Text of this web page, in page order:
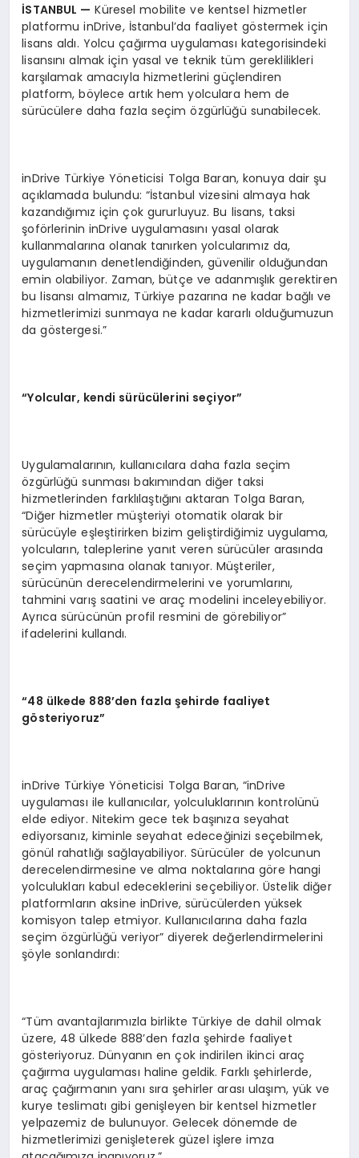
İSTANBUL — Küresel mobilite ve kentsel hizmetler
platformu inDrive, İstanbul’da faaliyet göstermek için
lisans aldı. Yolcu çağırma uygulaması kategorisindeki
lisansını almak için yasal ve teknik tüm gereklilikleri
karşılamak amacıyla hizmetlerini güçlendiren
platform, böylece artık hem yolculara hem de
sürücülere daha fazla seçim özgürlüğü sunabilecek.
inDrive Türkiye Yöneticisi Tolga Baran, konuya dair şu
açıklamada bulundu: “İstanbul vizesini almaya hak
kazandığımız için çok gururluyuz. Bu lisans, taksi
şoförlerinin inDrive uygulamasını yasal olarak
kullanmalarına olanak tanırken yolcularımız da,
uygulamanın denetlendiğinden, güvenilir olduğundan
emin olabiliyor. Zaman, bütçe ve adanmışlık gerektiren
bu lisansı almamız, Türkiye pazarına ne kadar bağlı ve
hizmetlerimizi sunmaya ne kadar kararlı olduğumuzun
da göstergesi.”
“Yolcular, kendi sürücülerini seçiyor”
Uygulamalarının, kullanıcılara daha fazla seçim
özgürlüğü sunması bakımından diğer taksi
hizmetlerinden farklılaştığını aktaran Tolga Baran,
“Diğer hizmetler müşteriyi otomatik olarak bir
sürücüyle eşleştirirken bizim geliştirdiğimiz uygulama,
yolcuların, taleplerine yanıt veren sürücüler arasında
seçim yapmasına olanak tanıyor. Müşteriler,
sürücünün derecelendirmelerini ve yorumlarını,
tahmini varış saatini ve araç modelini inceleyebiliyor.
Ayrıca sürücünün profil resmini de görebiliyor”
ifadelerini kullandı.
“48 ülkede 888’den fazla şehirde faaliyet
gösteriyoruz”
inDrive Türkiye Yöneticisi Tolga Baran, “inDrive
uygulaması ile kullanıcılar, yolculuklarının kontrolünü
elde ediyor. Nitekim gece tek başınıza seyahat
ediyorsanız, kiminle seyahat edeceğinizi seçebilmek,
gönül rahatlığı sağlayabiliyor. Sürücüler de yolcunun
derecelendirmesine ve alma noktalarına göre hangi
yolculukları kabul edeceklerini seçebiliyor. Üstelik diğer
platformların aksine inDrive, sürücülerden yüksek
komisyon talep etmiyor. Kullanıcılarına daha fazla
seçim özgürlüğü veriyor” diyerek değerlendirmelerini
şöyle sonlandırdı:
“Tüm avantajlarımızla birlikte Türkiye de dahil olmak
üzere, 48 ülkede 888’den fazla şehirde faaliyet
gösteriyoruz. Dünyanın en çok indirilen ikinci araç
çağırma uygulaması haline geldik. Farklı şehirlerde,
araç çağırmanın yanı sıra şehirler arası ulaşım, yük ve
kurye teslimatı gibi genişleyen bir kentsel hizmetler
yelpazemiz de bulunuyor. Gelecek dönemde de
hizmetlerimizi genişleterek güzel işlere imza